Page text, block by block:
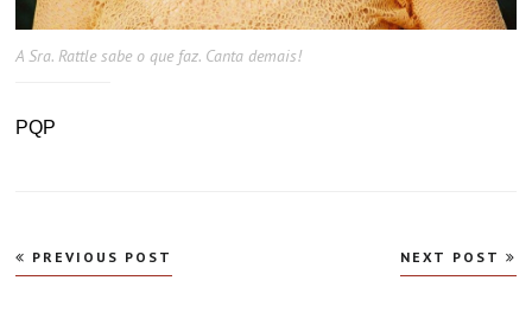
A Sra. Rattle sabe o que faz. Canta demais!
PQP
Navegação
de
PREVIOUS POST NEXT POST